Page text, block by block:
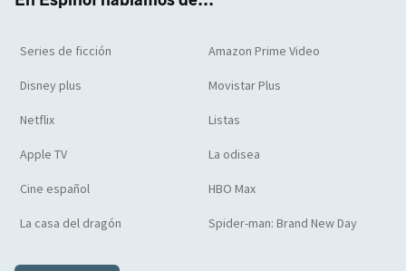
Series de ficción Amazon Prime Video
Disney plus Movistar Plus
Netflix Listas
Apple TV La odisea
Cine español HBO Max
La casa del dragón Spider-man: Brand New Day